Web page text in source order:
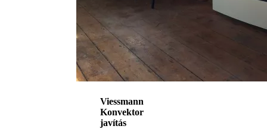
Viessmann
Konvektor
javítás